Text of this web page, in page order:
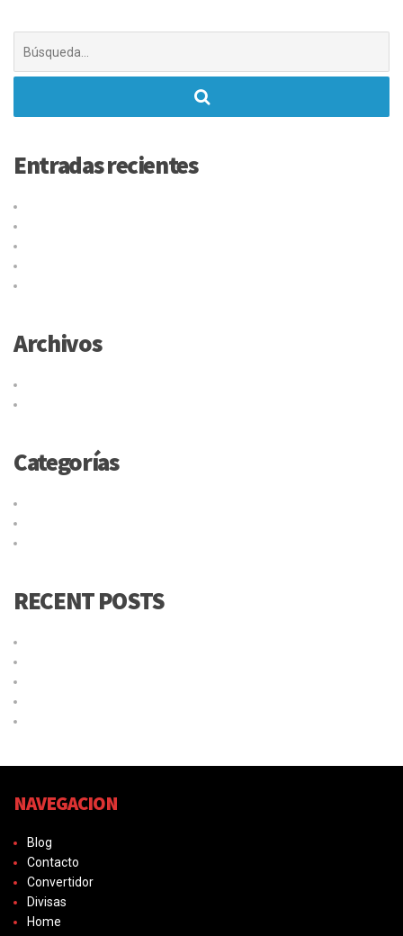
Entradas recientes
Archivos
Categorías
RECENT POSTS
NAVEGACION
Blog
Contacto
Convertidor
Divisas
Home